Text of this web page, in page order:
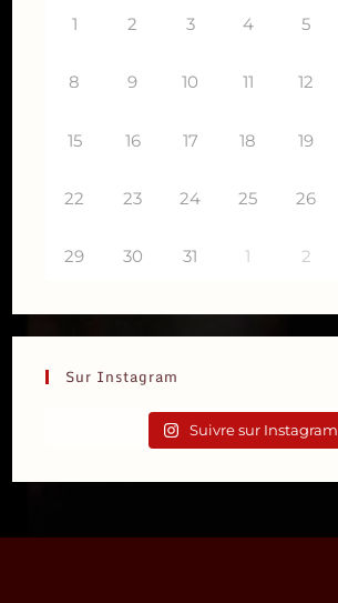
1 2 3 4 5
8 9 10 11 12
15 16 17 18 19
22 23 24 25 26
29 30 31 1 2
Sur Instagram
Suivre sur Instagram